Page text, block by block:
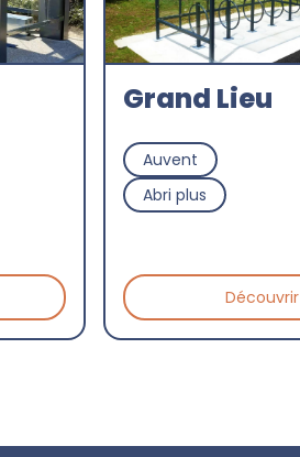
Grand Lieu
Auvent
Abri plus
Découvrir